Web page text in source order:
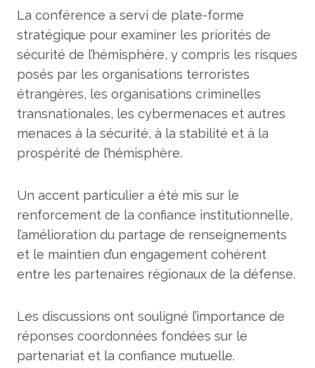
La conférence a servi de plate-forme
stratégique pour examiner les priorités de
sécurité de l’hémisphère, y compris les risques
posés par les organisations terroristes
étrangères, les organisations criminelles
transnationales, les cybermenaces et autres
menaces à la sécurité, à la stabilité et à la
prospérité de l’hémisphère.
Un accent particulier a été mis sur le
renforcement de la confiance institutionnelle,
l’amélioration du partage de renseignements
et le maintien d’un engagement cohérent
entre les partenaires régionaux de la défense.
Les discussions ont souligné l’importance de
réponses coordonnées fondées sur le
partenariat et la confiance mutuelle.